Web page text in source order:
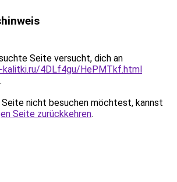
Seite versucht, dich an
4DLf4gu/HePMTkf.html
Seite nicht besuchen möchtest, kannst
Seite zurückkehren.